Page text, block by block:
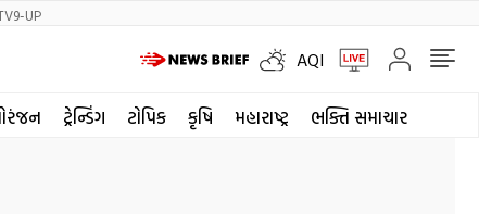
UP
AQI
ટ્રેન્ડિંગ ટોપિક કૃષિ મહારાષ્ટ્ર ભક્તિ સમાચાર